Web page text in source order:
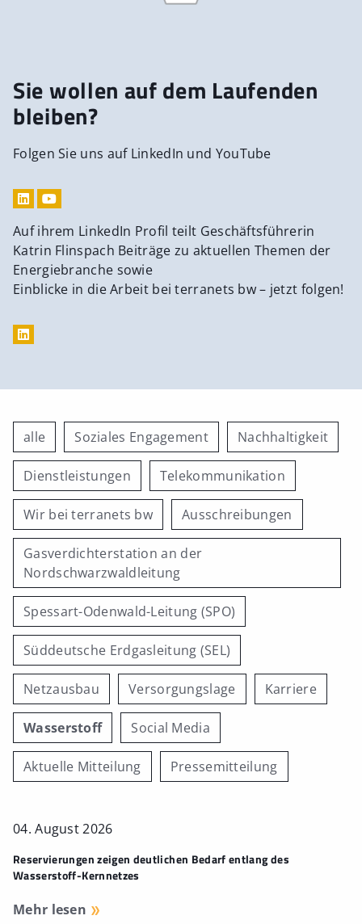
Sie wollen auf dem Laufenden
bleiben?
Folgen Sie uns auf LinkedIn und YouTube
Auf ihrem LinkedIn Profil teilt Geschäftsführerin
Katrin Flinspach Beiträge zu aktuellen Themen der
Energiebranche sowie
Einblicke in die Arbeit bei terranets bw – jetzt folgen!
alle Soziales Engagement Nachhaltigkeit
Dienstleistungen Telekommunikation
Wir bei terranets bw Ausschreibungen
Gasverdichterstation an der
Nordschwarzwaldleitung
Spessart-Odenwald-Leitung (SPO)
Süddeutsche Erdgasleitung (SEL)
Netzausbau Versorgungslage Karriere
Wasserstoff Social Media
Aktuelle Mitteilung Pressemitteilung
04. August 2026
Reservierungen zeigen deutlichen Bedarf entlang des
Wasserstoff-Kernnetzes
Mehr lesen